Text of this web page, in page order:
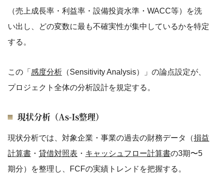
（売上成長率・利益率・設備投資水準・WACC等）を洗
い出し、どの変数に最も不確実性が集中しているかを特定
する。
この「 感度分析 （Sensitivity Analysis）」の論点設定が、
プロジェクト全体の分析設計を規定する。
現状分析（As-Is整理）
現状分析では、対象企業・事業の過去の財務データ（損益
計算書 ・ 貸借対照表 ・ キャッシュフロー計算書の3期〜5
期分）を整理し、FCFの実績トレンドを把握する。